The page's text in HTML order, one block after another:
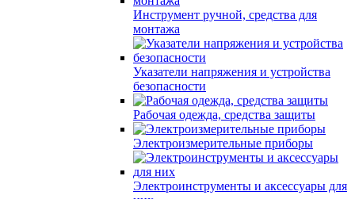
Инструмент ручной, средства для
монтажа
Указатели напряжения и устройства
безопасности
Рабочая одежда, средства защиты
Электроизмерительные приборы
Электроинструменты и аксессуары для